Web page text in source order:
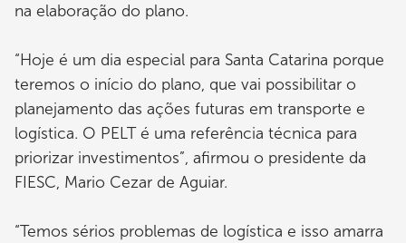
na elaboração do plano.
“Hoje é um dia especial para Santa Catarina porque
teremos o início do plano, que vai possibilitar o
planejamento das ações futuras em transporte e
logística. O PELT é uma referência técnica para
priorizar investimentos”, afirmou o presidente da
FIESC, Mario Cezar de Aguiar.
“Temos sérios problemas de logística e isso amarra